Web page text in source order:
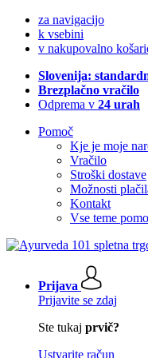
za navigacijo
k vsebini
v nakupovalno
Slovenija:
Brezplačno vračilo
Odprema v 24 urah
Pomoč
Kje je moje
Vračilo
Stroški dostave
Možnosti
Kontakt
Vse teme
Prijava
Prijavite se zdaj
Ste tukaj prvič?
Ustvarite račun